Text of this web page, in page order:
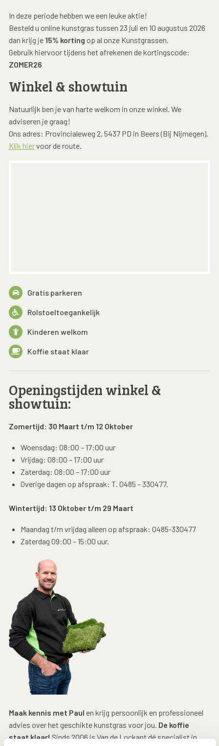
In deze periode hebben we een leuke aktie!
Besteld u online kunstgras tussen 23 juli en 10 augustus 2026
dan krijg je 15% korting op al onze Kunstgrassen.
Gebruik hiervoor tijdens het afrekenen de kortingscode:
ZOMER26
Winkel & showtuin
Natuurlijk ben je van harte welkom in onze winkel. We
adviseren je graag!
Ons adres: Provincialeweg 2, 5437 PD in Beers (Bij Nijmegen).
Klik hiervoor de route.
Gratis parkeren
Rolstoeltoegankelijk
Kinderen welkom
Koffie staat klaar
Openingstijden winkel &
showtuin:
Zomertijd: 30 Maart t/m 12 Oktober
Woensdag: 08:00 – 17:00 uur
Vrijdag: 08:00 – 17:00 uur
Zaterdag: 08:00 – 17:00 uur
Overige dagen op afspraak: T. 0485 – 330477.
Wintertijd: 13 Oktober t/m 29 Maart
Maandag t/m vrijdag alleen op afspraak: 0485-330477
Zaterdag 09:00 – 15:00 uur.
Maak kennis met Paul en krijg persoonlijk en professioneel
advies over het geschikte kunstgras voor jou. De koffie
staat klaar!Sinds 2006 is Van de Lockant dé specialist in